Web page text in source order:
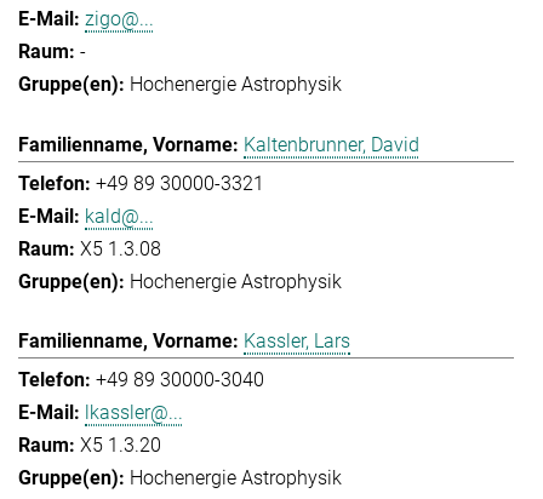
zigo@...
-
Hochenergie Astrophysik
Kaltenbrunner, David
+49 89 30000-3321
kald@...
X5 1.3.08
Hochenergie Astrophysik
Kassler, Lars
+49 89 30000-3040
lkassler@...
X5 1.3.20
Hochenergie Astrophysik